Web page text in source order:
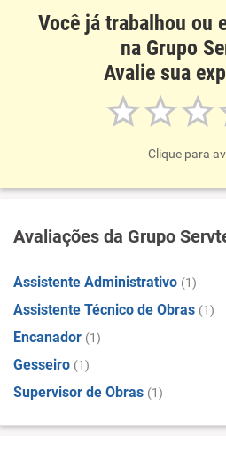
Você já trabalhou ou
na Grupo
Avalie sua
Clique para
Avaliações da Grupo
Assistente Administrativo (1)
Assistente Técnico de Obras (1)
Encanador (1)
Gesseiro (1)
Supervisor de Obras (1)